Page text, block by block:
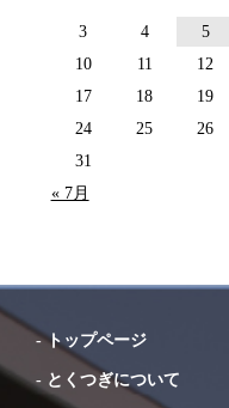
3
4 5
10
11 12
17
18 19
24
25 26
31
« 7月
-トップページ
- とくつぎについて